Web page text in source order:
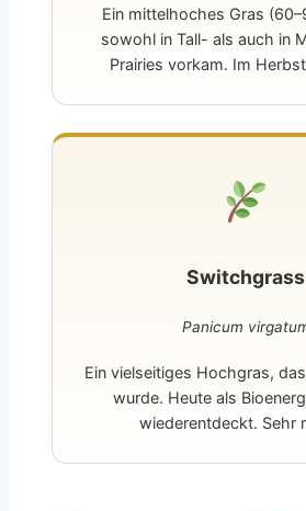
Ein mittelhoches Gras
sowohl in Tall- als auch in
Prairies vorkam. Im
Switchgrass
Panicum
Ein vielseitiges Hochgras,
wurde. Heute als
wiederentdeckt. Sehr